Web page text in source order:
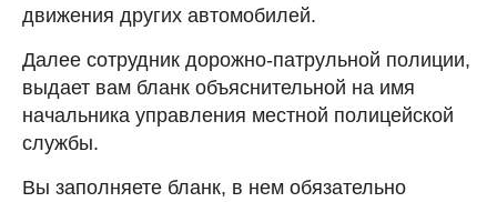
движения других автомобилей.
Далее сотрудник дорожно-патрульной полиции,
выдает вам бланк объяснительной на имя
начальника управления местной полицейской
службы.
Вы заполняете бланк, в нем обязательно